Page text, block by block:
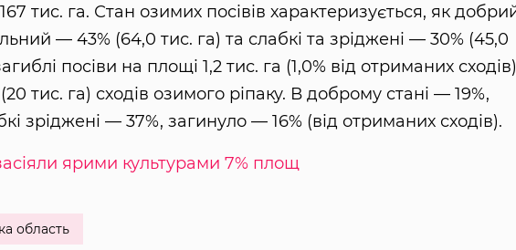
тис. га. Стан озимих посівів характеризується, як
— 43% (64,0 тис. га) та слабкі та зріджені — 30% (45,0
посіви на площі 1,2 тис. га (1,0% від отриманих
тис. га) сходів озимого ріпаку. В доброму стані — 19%,
зріджені — 37%, загинуло — 16% (від отриманих сходів).
ярими культурами 7% площ
область